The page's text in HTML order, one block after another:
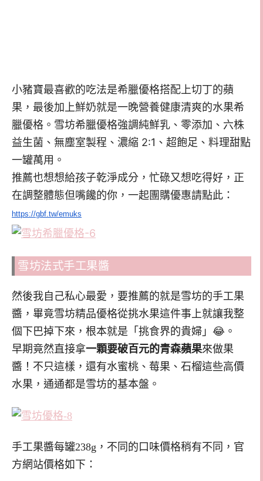
小豬寶最喜歡的吃法是希臘優格搭配上切丁的蘋
果，最後加上鮮奶就是一晚營養健康清爽的水果希
臘優格。 雪坊希臘優格強調純鮮乳、零添加、六株
益生菌、無塵室製程、濃縮 2:1、超飽足、料理甜點
一罐萬用。
推薦也想想給孩子乾淨成分，忙碌又想吃得好，正
在調整體態但嘴饞的你，一起團購優惠請點此：
https://gbf.tw/emuks
雪坊法式手工果醬
然後我自己私心最愛，要推薦的就是雪坊的手工果
醬，畢竟雪坊精品優格從挑水果這件事上就讓我整
個下巴掉下來，根本就是「挑食界的貴婦」😂。
早期竟然直接拿一顆要破百元的青森蘋果來做果
醬！不只這樣，還有水蜜桃、莓果、石榴這些高價
水果，通通都是雪坊的基本盤。
手工果醬每罐238g，不同的口味價格稍有不同，官
方網站價格如下：